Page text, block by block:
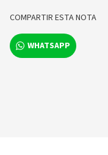
COMPARTIR ESTA NOTA
WHATSAPP